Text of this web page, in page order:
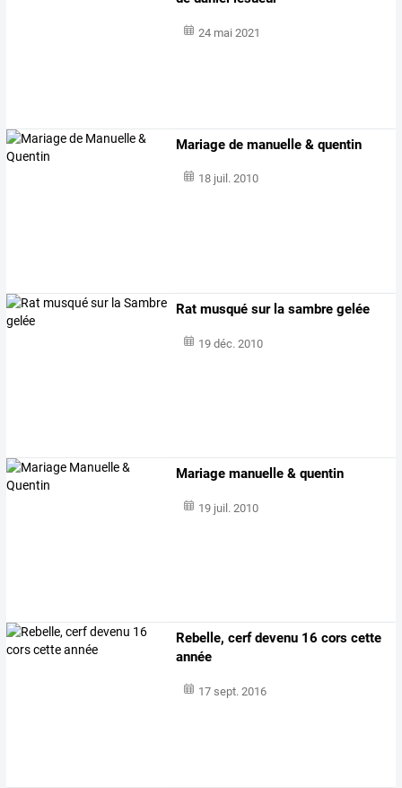
24 mai 2021
Mariage de manuelle & quentin
18 juil. 2010
Rat musqué sur la sambre gelée
19 déc. 2010
Mariage manuelle & quentin
19 juil. 2010
Rebelle, cerf devenu 16 cors cette
année
17 sept. 2016